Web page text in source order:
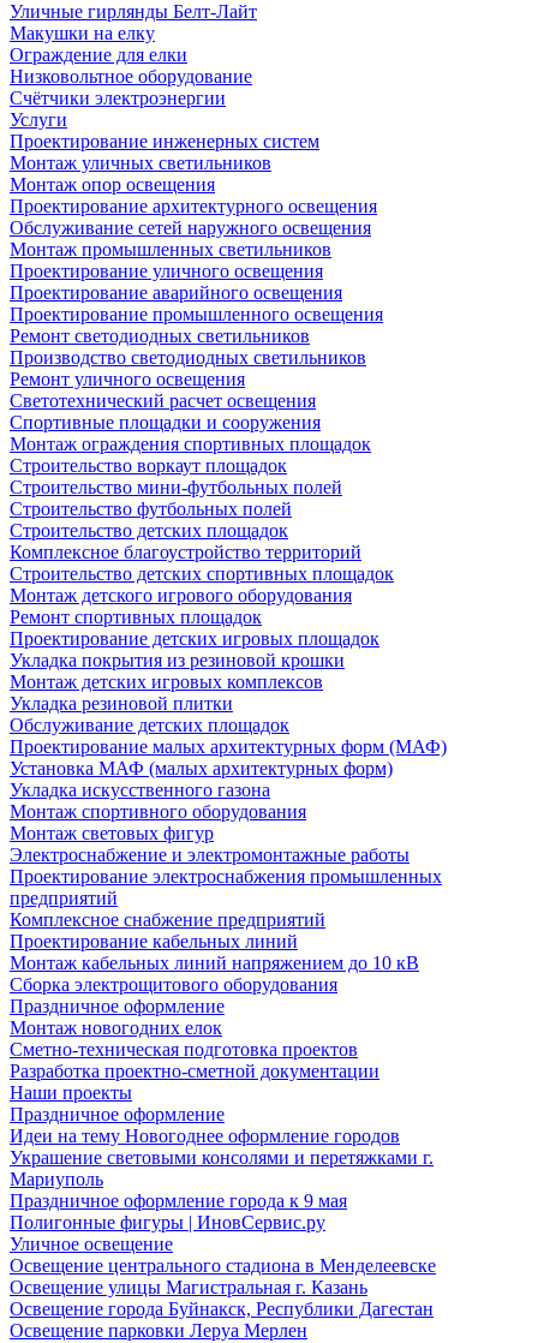
Уличные гирлянды Белт-Лайт
Макушки на елку
Ограждение для елки
Низковольтное оборудование
Счётчики электроэнергии
Услуги
Проектирование инженерных систем
Монтаж уличных светильников
Монтаж опор освещения
Проектирование архитектурного освещения
Обслуживание сетей наружного освещения
Монтаж промышленных светильников
Проектирование уличного освещения
Проектирование аварийного освещения
Проектирование промышленного освещения
Ремонт светодиодных светильников
Производство светодиодных светильников
Ремонт уличного освещения
Светотехнический расчет освещения
Спортивные площадки и сооружения
Монтаж ограждения спортивных площадок
Строительство воркаут площадок
Строительство мини-футбольных полей
Строительство футбольных полей
Строительство детских площадок
Комплексное благоустройство территорий
Строительство детских спортивных площадок
Монтаж детского игрового оборудования
Ремонт спортивных площадок
Проектирование детских игровых площадок
Укладка покрытия из резиновой крошки
Монтаж детских игровых комплексов
Укладка резиновой плитки
Обслуживание детских площадок
Проектирование малых архитектурных форм (МАФ)
Установка МАФ (малых архитектурных форм)
Укладка искусственного газона
Монтаж спортивного оборудования
Монтаж световых фигур
Электроснабжение и электромонтажные работы
Проектирование электроснабжения промышленных
предприятий
Комплексное снабжение предприятий
Проектирование кабельных линий
Монтаж кабельных линий напряжением до 10 кВ
Сборка электрощитового оборудования
Праздничное оформление
Монтаж новогодних елок
Сметно-техническая подготовка проектов
Разработка проектно-сметной документации
Наши проекты
Праздничное оформление
Идеи на тему Новогоднее оформление городов
Украшение световыми консолями и перетяжками г.
Мариуполь
Праздничное оформление города к 9 мая
Полигонные фигуры | ИновСервис.ру
Уличное освещение
Освещение центрального стадиона в Менделеевске
Освещение улицы Магистральная г. Казань
Освещение города Буйнакск, Республики Дагестан
Освещение парковки Леруа Мерлен